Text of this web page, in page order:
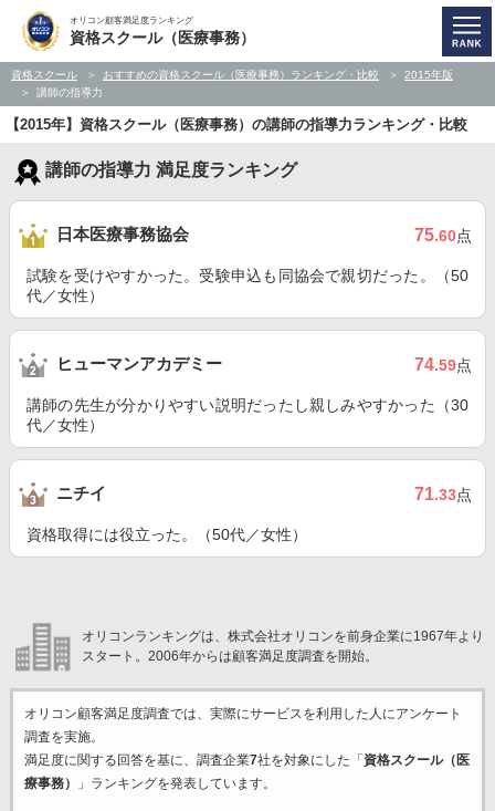
オリコン顧客満足度ランキング
資格スクール（医療事務）
資格スクール おすすめの資格スクール（医療事務）ランキング・比較
2015年版
講師の指導力
【2015年】資格スクール（医療事務）の講師の指導力ランキング・比較
講師の指導力 満足度ランキング
日本医療事務協会 75.60点
試験を受けやすかった。受験申込も同協会で親切だった。（50
代／女性）
ヒューマンアカデミー 74.59点
講師の先生が分かりやすい説明だったし親しみやすかった（30
代／女性）
ニチイ 71.33点
資格取得には役立った。（50代／女性）
オリコンランキングは、株式会社オリコンを前身企業に1967年より
スタート。2006年からは顧客満足度調査を開始。
オリコン顧客満足度調査では、実際にサービスを利用した 人にアンケート
調査を実施。
満足度に関する回答を基に、調査企業7社を対象にした「 資格スクール（医
療事務）
」ランキングを発表しています。